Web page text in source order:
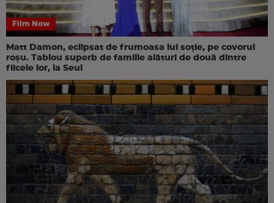
Film Now
Matt Damon, eclipsat de frumoasa lui soție, pe covorul
roșu. Tablou superb de familie alături de două dintre
fiicele lor, la Seul